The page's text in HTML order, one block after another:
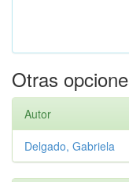
Otras
Autor
Delgado, Gabriela